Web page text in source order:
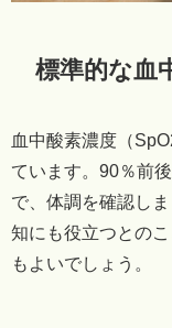
標準的な血
血中酸素濃度（
ています。90％前
で、体調を確認し
知にも役立つとの
もよいでしょう。